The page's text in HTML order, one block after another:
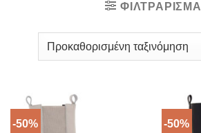
ΦΙΛΤΡΆΡΙΣΜΑ
-50% -50%